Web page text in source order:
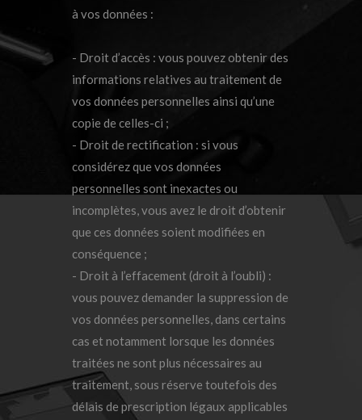
à vos données :
- Droit d’accès : vous pouvez obtenir des
informations relatives au traitement de
vos données personnelles ainsi qu’une
copie de celles-ci ;
- Droit de rectification : si vous
considérez que vos données
personnelles sont inexactes ou
incomplètes, vous avez le droit d’obtenir
que ces données soient modifiées en
conséquence ;
- Droit à l’effacement (droit à l’oubli) :
vous pouvez demander la suppression de
vos données personnelles, dans certains
cas et notamment lorsque les données
traitées ne sont plus nécessaires au
traitement, sous réserve toutefois des
délais de prescription légaux applicables